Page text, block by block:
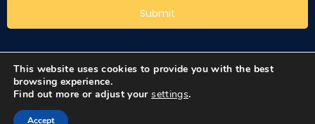
Submit
This website uses cookies to provide you with the best
browsing experience.
Find out more or adjust yoursettings.
Accept